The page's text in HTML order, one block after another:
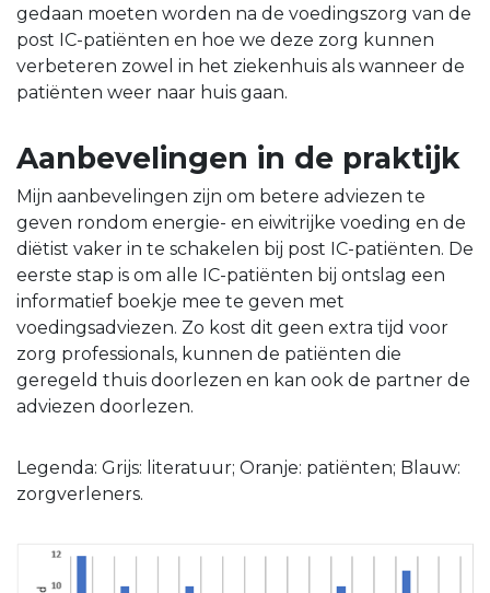
gedaan moeten worden na de voedingszorg van de
post IC-patiënten en hoe we deze zorg kunnen
verbeteren zowel in het ziekenhuis als wanneer de
patiënten weer naar huis gaan.
Aanbevelingen in de praktijk
Mijn aanbevelingen zijn om betere adviezen te
geven rondom energie- en eiwitrijke voeding en de
diëtist vaker in te schakelen bij post IC-patiënten. De
eerste stap is om alle IC-patiënten bij ontslag een
informatief boekje mee te geven met
voedingsadviezen. Zo kost dit geen extra tijd voor
zorg professionals, kunnen de patiënten die
geregeld thuis doorlezen en kan ook de partner de
adviezen doorlezen.
Legenda: Grijs: literatuur; Oranje: patiënten; Blauw:
zorgverleners.